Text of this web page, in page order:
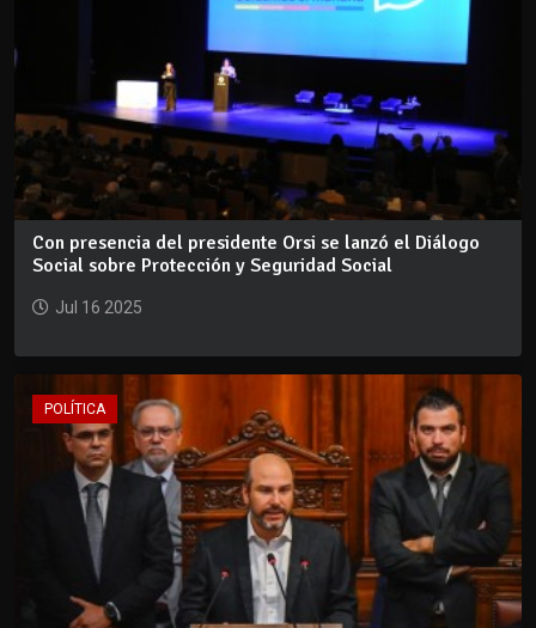
Con presencia del presidente Orsi se lanzó el Diálogo
Social sobre Protección y Seguridad Social
Jul 16 2025
POLÍTICA